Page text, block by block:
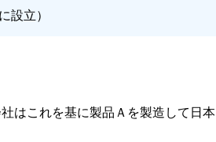
設立）
はこれを基に製品Ａを製造して日本